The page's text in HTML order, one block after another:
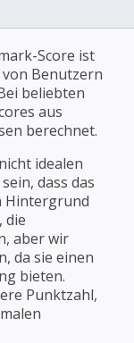
Score ist
Benutzern
beliebten
aus
berechnet.
idealen
dass das
Hintergrund
die
aber wir
da sie einen
bieten.
Punktzahl,